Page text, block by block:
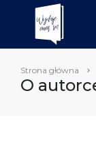
Strona główna
O